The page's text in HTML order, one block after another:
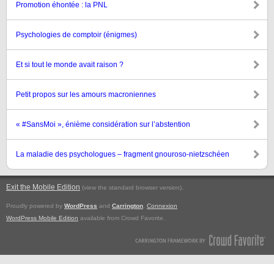
Promotion éhontée : la PNL
Psychologies de comptoir (énigmes)
Et si tout le monde avait raison ?
Petit propos sur les amours macroniennes
« #SansMoi », énième considération sur l’abstention
La maladie des psychologues – fragment gnouroso-nietzschéen
Exit the Mobile Edition (view the standard browser version).
Proudly powered by WordPress and Carrington Connexion
WordPress Mobile Edition available from Crowd Favorite.